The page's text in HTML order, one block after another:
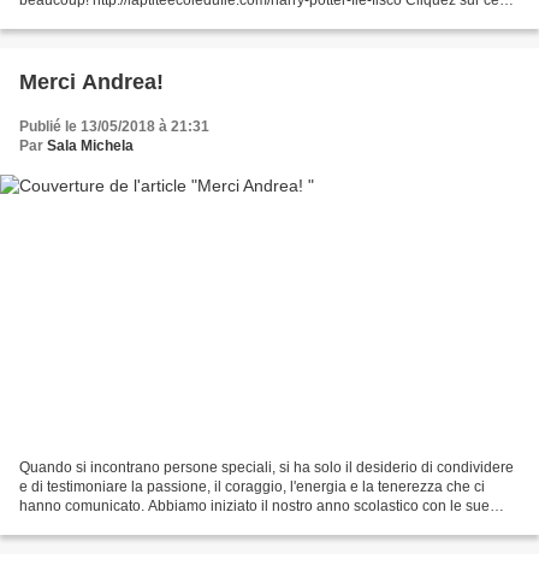
Merci Andrea!
Publié le 13/05/2018 à 21:31
Par Sala Michela
Quando si incontrano persone speciali, si ha solo il desiderio di condividere
e di testimoniare la passione, il coraggio, l'energia e la tenerezza che ci
hanno comunicato. Abbiamo iniziato il nostro anno scolastico con le sue